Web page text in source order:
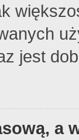
jest
a